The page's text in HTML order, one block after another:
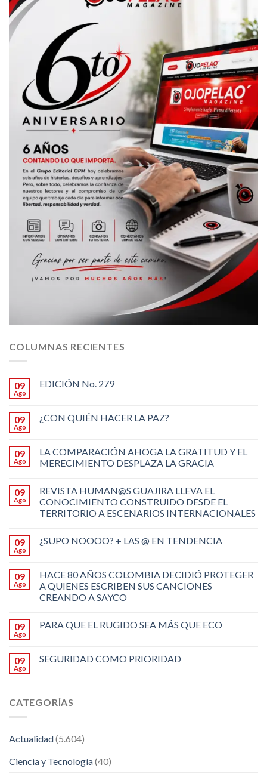
COLUMNAS RECIENTES
09
Ago
EDICIÓN No. 279
09
Ago
¿CON QUIÉN HACER LA PAZ?
09
Ago
LA COMPARACIÓN AHOGA LA GRATITUD Y EL
MERECIMIENTO DESPLAZA LA GRACIA
09
Ago
REVISTA HUMAN@S GUAJIRA LLEVA EL
CONOCIMIENTO CONSTRUIDO DESDE EL
TERRITORIO A ESCENARIOS INTERNACIONALES
09
Ago
¿SUPO NOOOO? + LAS @ EN TENDENCIA
09
Ago
HACE 80 AÑOS COLOMBIA DECIDIÓ PROTEGER
A QUIENES ESCRIBEN SUS CANCIONES
CREANDO A SAYCO
09
Ago
PARA QUE EL RUGIDO SEA MÁS QUE ECO
09
Ago
SEGURIDAD COMO PRIORIDAD
CATEGORÍAS
Actualidad(5.604)
Ciencia y Tecnología(40)